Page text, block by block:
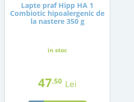
Lapte praf Hipp HA 1
Combiotic hipoalergenic de
la nastere 350 g
in stoc
47,50 Lei